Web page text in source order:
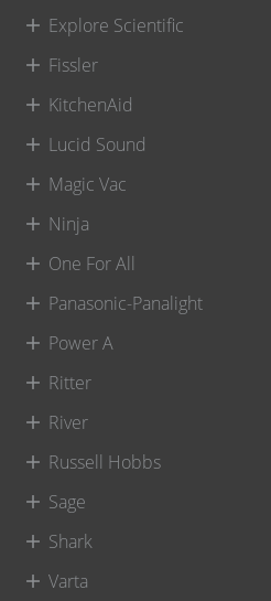
Explore Scientific
Fissler
KitchenAid
Lucid Sound
Magic Vac
Ninja
One For All
Panasonic-Panalight
Power A
Ritter
River
Russell Hobbs
Sage
Shark
Varta